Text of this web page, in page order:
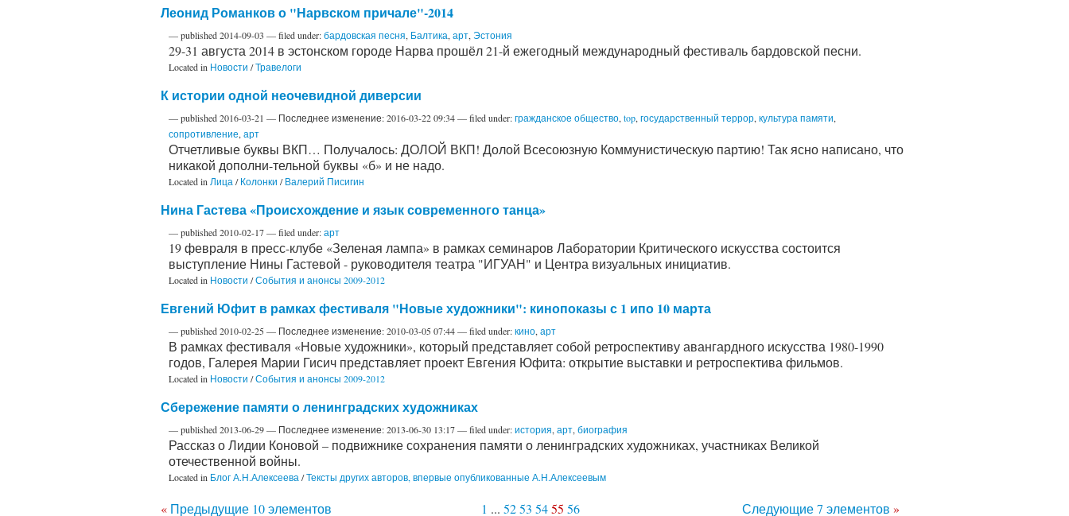
Леонид Романков о "Нарвском причале"-2014
—published2014-09-03 — filed under:бардовская песня, Балтика, арт, Эстония
29-31 августа 2014 в эстонском городе Нарва прошёл 21-й ежегодный международный фестиваль бардовской песни.
Located in Новости /Травелоги
К истории одной неочевидной диверсии
—published2016-03-21 — Последнее изменение:2016-03-22 09:34— filed under:гражданское общество, top, государственный террор, культура памяти,
сопротивление, арт
Отчетливые буквы ВКП… Получалось: ДОЛОЙ ВКП! Долой Всесоюзную Коммунистическую партию! Так ясно написано, что
никакой дополни-тельной буквы «б» и не надо.
Located in Лица /Колонки /Валерий Писигин
Нина Гастева «Происхождение и язык современного танца»
—published2010-02-17— filed under:арт
19 февраля в пресс-клубе «Зеленая лампа» в рамках семинаров Лаборатории Критического искусства состоится
выступление Нины Гастевой - руководителя театра "ИГУАН" и Центра визуальных инициатив.
Located in Новости /События и анонсы 2009-2012
Евгений Юфит в рамках фестиваля "Новые художники": кинопоказы с 1 ипо 10 марта
—published2010-02-25— Последнее изменение:2010-03-05 07:44— filed under:кино, арт
В рамках фестиваля «Новые художники», который представляет собой ретроспективу авангардного искусства 1980-1990
годов, Галерея Марии Гисич представляет проект Евгения Юфита: открытие выставки и ретроспектива фильмов.
Located in Новости /События и анонсы 2009-2012
Сбережение памяти о ленинградских художниках
—published2013-06-29— Последнее изменение:2013-06-30 13:17— filed under:история, арт, биография
Рассказ о Лидии Коновой – подвижнике сохранения памяти о ленинградских художниках, участниках Великой
отечественной войны.
Located in Блог А.Н.Алексеева /Тексты других авторов, впервые опубликованные А.Н.Алексеевым
« Предыдущие 10 элементов 1 ... 52 53 54 55 56 Следующие 7 элементов»